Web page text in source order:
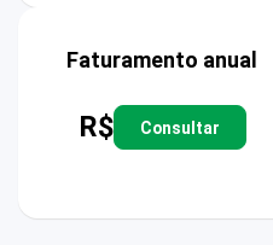
Faturamento anual
R$ Consultar